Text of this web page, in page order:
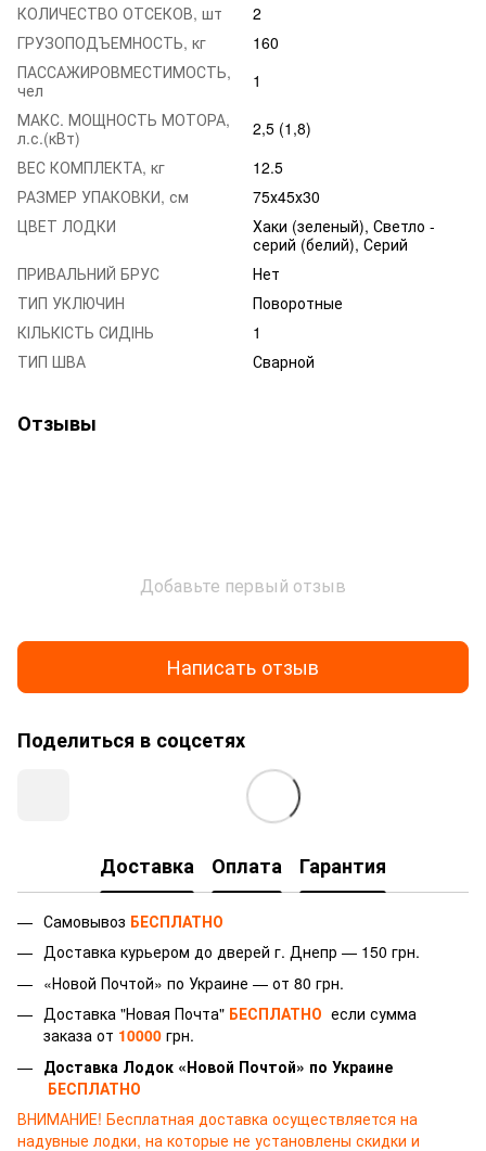
КОЛИЧЕСТВО ОТСЕКОВ, шт
2
ГРУЗОПОДЪЕМНОСТЬ, кг
160
ПАССАЖИРОВМЕСТИМОСТЬ,
чел
1
МАКС. МОЩНОСТЬ МОТОРА,
л.с.(кВт)
2,5 (1,8)
ВЕС КОМПЛЕКТА, кг
12.5
РАЗМЕР УПАКОВКИ, см
75х45х30
ЦВЕТ ЛОДКИ
Хаки (зеленый), Светло -
серий (белий), Серий
ПРИВАЛЬНИЙ БРУС
Нет
ТИП УКЛЮЧИН
Поворотные
КІЛЬКІСТЬ СИДІНЬ
1
ТИП ШВА
Сварной
Отзывы
Добавьте первый отзыв
Написать отзыв
Поделиться в соцсетях
Доставка Оплата Гарантия
Самовывоз БЕСПЛАТНО
Доставка курьером до дверей г. Днепр — 150 грн.
«Новой Почтой» по Украине — от 80 грн.
Доставка "Новая Почта" БЕСПЛАТНО если сумма
заказа от 10000 грн.
Доставка Лодок «Новой Почтой» по Украине
БЕСПЛАТНО
ВНИМАНИЕ! Бесплатная доставка осуществляется на
надувные лодки, на которые не установлены скидки и